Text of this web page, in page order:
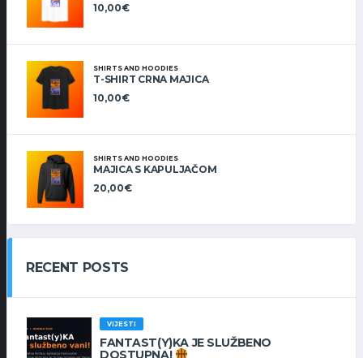
10,00€
SHIRTS AND HOODIES
T-SHIRT CRNA MAJICA
10,00€
SHIRTS AND HOODIES
MAJICA S KAPULJAČOM
20,00€
RECENT POSTS
VIJESTI
FANTAST(Y)KA JE SLUŽBENO
DOSTUPNA!